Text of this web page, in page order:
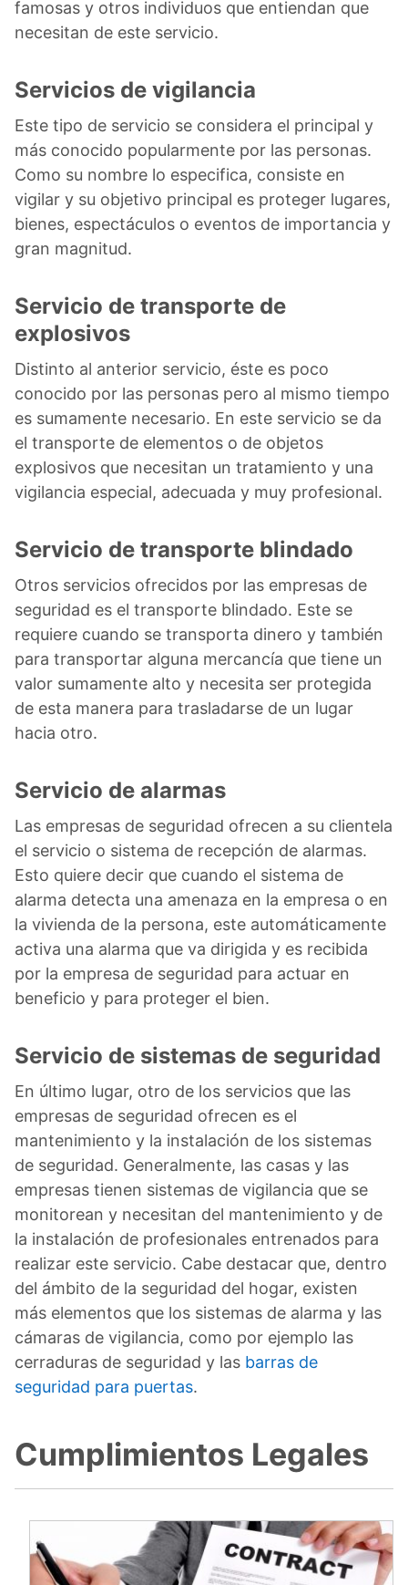
famosas y otros individuos que entiendan que
necesitan de este servicio.
Servicios de vigilancia
Este tipo de servicio se considera el principal y
más conocido popularmente por las personas.
Como su nombre lo especifica, consiste en
vigilar y su objetivo principal es proteger lugares,
bienes, espectáculos o eventos de importancia y
gran magnitud.
Servicio de transporte de
explosivos
Distinto al anterior servicio, éste es poco
conocido por las personas pero al mismo tiempo
es sumamente necesario. En este servicio se da
el transporte de elementos o de objetos
explosivos que necesitan un tratamiento y una
vigilancia especial, adecuada y muy profesional.
Servicio de transporte blindado
Otros servicios ofrecidos por las empresas de
seguridad es el transporte blindado. Este se
requiere cuando se transporta dinero y también
para transportar alguna mercancía que tiene un
valor sumamente alto y necesita ser protegida
de esta manera para trasladarse de un lugar
hacia otro.
Servicio de alarmas
Las empresas de seguridad ofrecen a su clientela
el servicio o sistema de recepción de alarmas.
Esto quiere decir que cuando el sistema de
alarma detecta una amenaza en la empresa o en
la vivienda de la persona, este automáticamente
activa una alarma que va dirigida y es recibida
por la empresa de seguridad para actuar en
beneficio y para proteger el bien.
Servicio de sistemas de seguridad
En último lugar, otro de los servicios que las
empresas de seguridad ofrecen es el
mantenimiento y la instalación de los sistemas
de seguridad. Generalmente, las casas y las
empresas tienen sistemas de vigilancia que se
monitorean y necesitan del mantenimiento y de
la instalación de profesionales entrenados para
realizar este servicio. Cabe destacar que, dentro
del ámbito de la seguridad del hogar, existen
más elementos que los sistemas de alarma y las
cámaras de vigilancia, como por ejemplo las
cerraduras de seguridad y las barras de
seguridad para puertas.
Cumplimientos Legales